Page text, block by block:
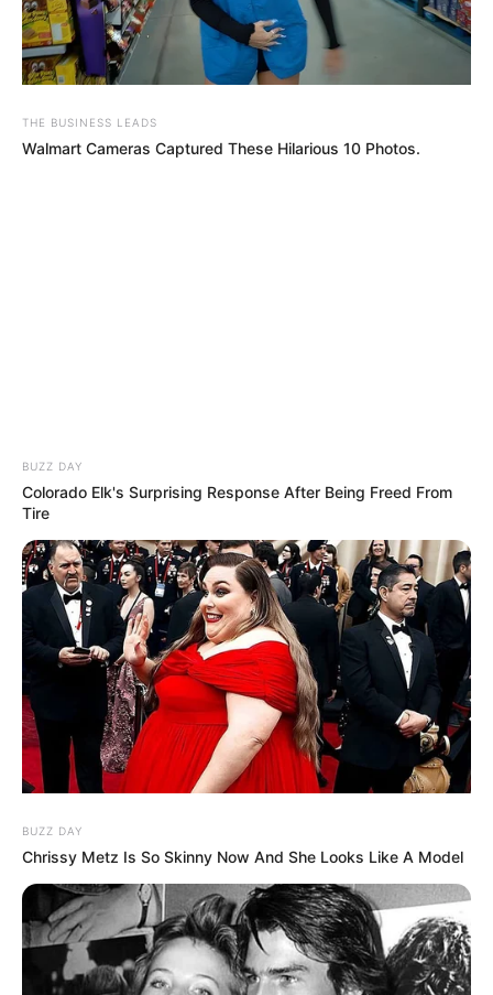
MEHR AUS DEM WEB
THE BUSINESS LEADS
Walmart Cameras Captured These Hilarious 10 Photos.
BUZZ DAY
Colorado Elk's Surprising Response After Being Freed From
Tire
BUZZ DAY
Chrissy Metz Is So Skinny Now And She Looks Like A Model